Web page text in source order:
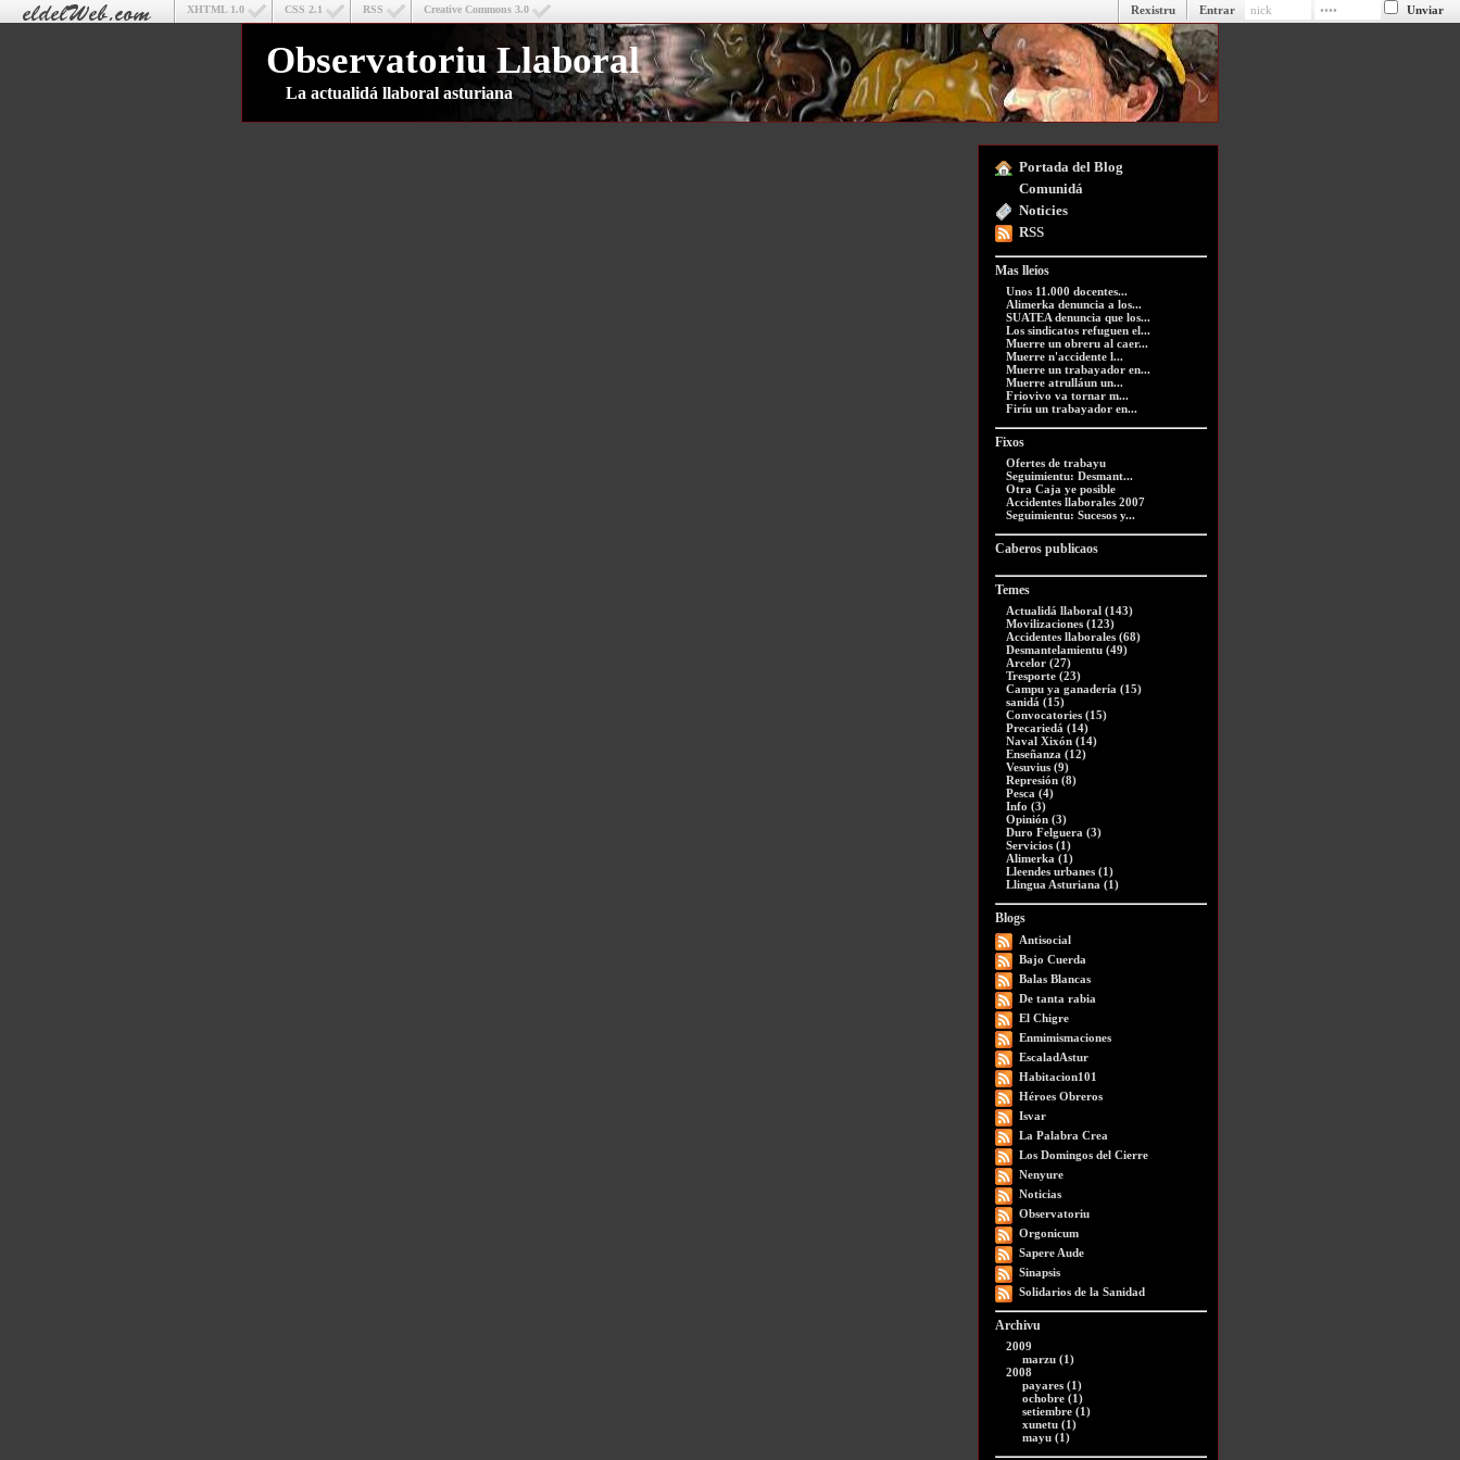
Creative Commons 3.0
RSS
CSS 2.1
XHTML 1.0 Entrar
Rexistru
Observatoriu Llaboral
La actualidá llaboral asturiana
Portada del Blog
Comunidá
Noticies
RSS
Mas lleíos
Unos 11.000 docentes...
Alimerka denuncia a los...
SUATEA denuncia que los...
Los sindicatos refuguen el...
Muerre un obreru al caer...
Muerre n'accidente l...
Muerre un trabayador en...
Muerre atrulláun un...
Friovivo va tornar m...
Firíu un trabayador en...
Fixos
Ofertes de trabayu
Seguimientu: Desmant...
Otra Caja ye posible
Accidentes llaborales 2007
Seguimientu: Sucesos y...
Caberos publicaos
Temes
Actualidá llaboral (143)
Movilizaciones (123)
Accidentes llaborales (68)
Desmantelamientu (49)
Arcelor (27)
Tresporte (23)
Campu ya ganadería (15)
sanidá (15)
Convocatories (15)
Precariedá (14)
Naval Xixón (14)
Enseñanza (12)
Vesuvius (9)
Represión (8)
Pesca (4)
Info (3)
Opinión (3)
Duro Felguera (3)
Servicios (1)
Alimerka (1)
Lleendes urbanes (1)
Llingua Asturiana (1)
Blogs
Antisocial
Bajo Cuerda
Balas Blancas
De tanta rabia
El Chigre
Enmimismaciones
EscaladAstur
Habitacion101
Héroes Obreros
Isvar
La Palabra Crea
Los Domingos del Cierre
Nenyure
Noticias
Observatoriu
Orgonicum
Sapere Aude
Sinapsis
Solidarios de la Sanidad
Archivu
2009
marzu (1)
2008
payares (1)
ochobre (1)
setiembre (1)
xunetu (1)
mayu (1)